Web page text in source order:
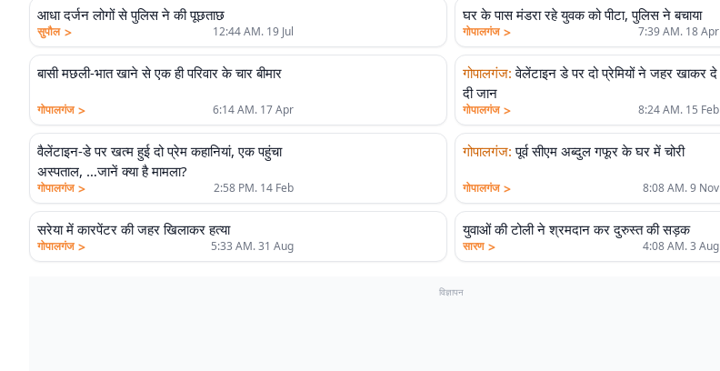
आधा दर्जन लोगों से पुलिस ने की पूछताछ
सुपौल > 12:44 AM. 19 Jul
घर के पास मंडरा रहे युवक को पीटा, पुलिस ने बचाया
गोपालगंज > 7:39 AM. 18 Apr
बासी मछली-भात खाने से एक ही परिवार के चार बीमार
गोपालगंज > 6:14 AM. 17 Apr
गोपालगंज: वेलेंटाइन डे पर दो प्रेमियों ने जहर खाकर दे
दी जान
गोपालगंज > 8:24 AM. 15 Feb
वैलेंटाइन-डे पर खत्म हुई दो प्रेम कहानियां, एक पहुंचा
अस्पताल, …जानें क्या है मामला?
गोपालगंज > 2:58 PM. 14 Feb
गोपालगंज: पूर्व सीएम अब्दुल गफूर के घर में चोरी
गोपालगंज > 8:08 AM. 9 Nov
सरेया में कारपेंटर की जहर खिलाकर हत्या
गोपालगंज > 5:33 AM. 31 Aug
युवाओं की टोली ने श्रमदान कर दुरुस्त की सड़क
सारण > 4:08 AM. 3 Aug
विज्ञापन